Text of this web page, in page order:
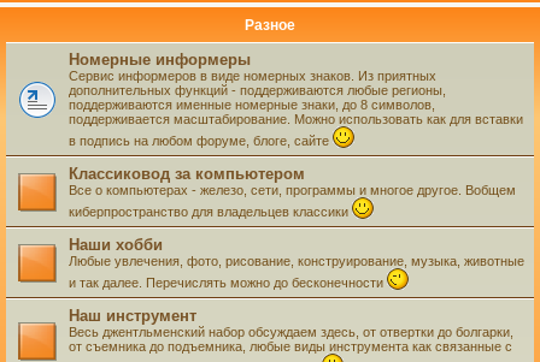
Разное
Номерные информеры
Сервис информеров в виде номерных знаков. Из приятных
дополнительных функций - поддерживаются любые регионы,
поддерживаются именные номерные знаки, до 8 символов,
поддерживается масштабирование. Можно использовать как для вставки
в подпись на любом форуме, блоге, сайте
Классиковод за компьютером
Все о компьютерах - железо, сети, программы и многое другое. Вобщем
киберпространство для владельцев классики
Наши хобби
Любые увлечения, фото, рисование, конструирование, музыка, животные
и так далее. Перечислять можно до бесконечности
Наш инструмент
Весь джентльменский набор обсуждаем здесь, от отвертки до болгарки,
от съемника до подъемника, любые виды инструмента как связанные с